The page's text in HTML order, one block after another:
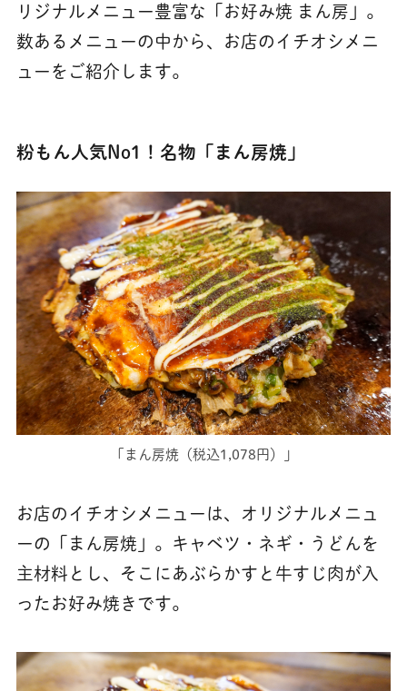
リジナルメニュー豊富な「お好み焼 まん房」。
数あるメニューの中から、お店のイチオシメニ
ューをご紹介します。
粉もん人気No1！名物「まん房焼」
「まん房焼（税込1,078円）」
お店のイチオシメニューは、オリジナルメニュ
ーの「まん房焼」。キャベツ・ネギ・うどんを
主材料とし、そこにあぶらかすと牛すじ肉が入
ったお好み焼きです。